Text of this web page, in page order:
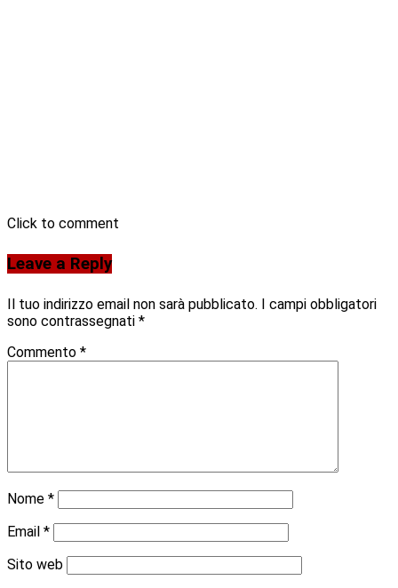
Click to comment
Leave a Reply
Il tuo indirizzo email non sarà pubblicato. I campi obbligatori
sono contrassegnati *
Commento *
Nome *
Email *
Sito web